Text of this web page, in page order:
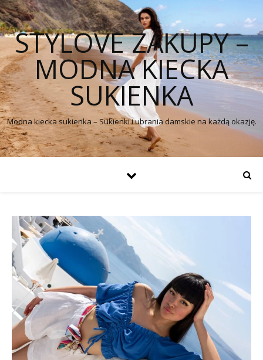
STYLOVE ZAKUPY –
MODNA KIECKA
SUKIENKA
Modna kiecka sukienka – Sukienki i ubrania damskie na każdą okazję.